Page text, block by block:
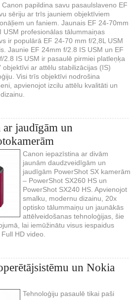
Canon papildina savu pasaulslaveno EF
sēriju ar trīs jauniem objektīviem
un faniem. Jaunais EF 24-70mm
USM profesionālas tālummaiņas
ir populārā EF 24-70 mm f/2,8L USM
Jaunie EF 24mm f/2.8 IS USM un EF
2.8 IS USM ir pasaulē pirmiei platleņķa
objektīvi ar attēlu stabilizācijas (IS)
Visi trīs objektīvi nodrošina
apvienojot izcilu attēlu kvalitāti un
ar jaudīgām un
Canon iepazīstina ar divām
jaunām daudzveidīgām un
jaudīgām PowerShot SX kamerām
– PowerShot SX260 HS un
PowerShot SX240 HS. Apvienojot
smalku, modernu dizainu, 20x
optisko tālummaiņu un jaunākās
attēlveidošanas tehnoloģijas, šie
lai iemūžinātu visus iespaidus
HD video.
un Nokia
Tehnoloģiju pasaulē tikai paši